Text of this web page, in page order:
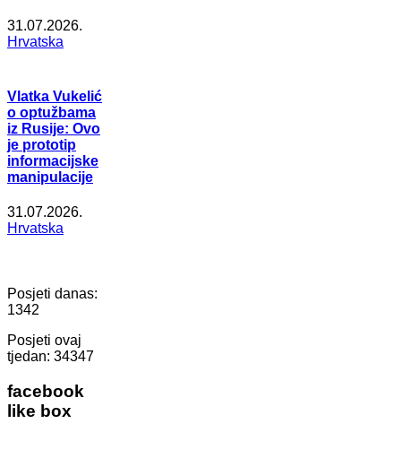
31.07.2026.
Hrvatska
Vlatka Vukelić
o optužbama
iz Rusije: Ovo
je prototip
informacijske
manipulacije
31.07.2026.
Hrvatska
Posjeti danas:
1342
Posjeti ovaj
tjedan: 34347
facebook
like box